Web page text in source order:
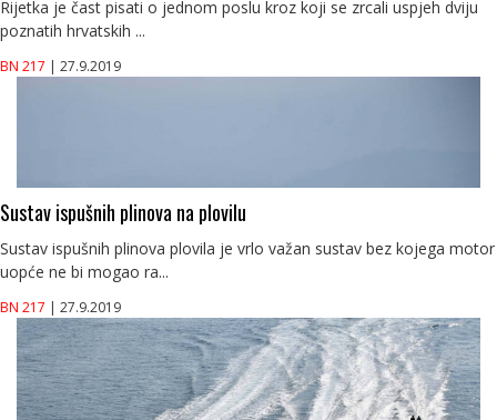
Rijetka je čast pisati o jednom poslu kroz koji se zrcali uspjeh dviju
poznatih hrvatskih ...
BN 217 | 27.9.2019
Sustav ispušnih plinova na plovilu
Sustav ispušnih plinova plovila je vrlo važan sustav bez kojega motor
uopće ne bi mogao ra...
BN 217 | 27.9.2019